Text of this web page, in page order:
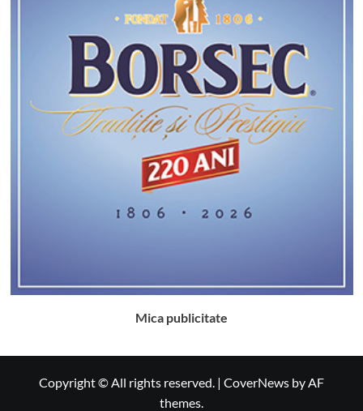
Mica publicitate
Copyright © All rights reserved. | CoverNews by AF
themes.